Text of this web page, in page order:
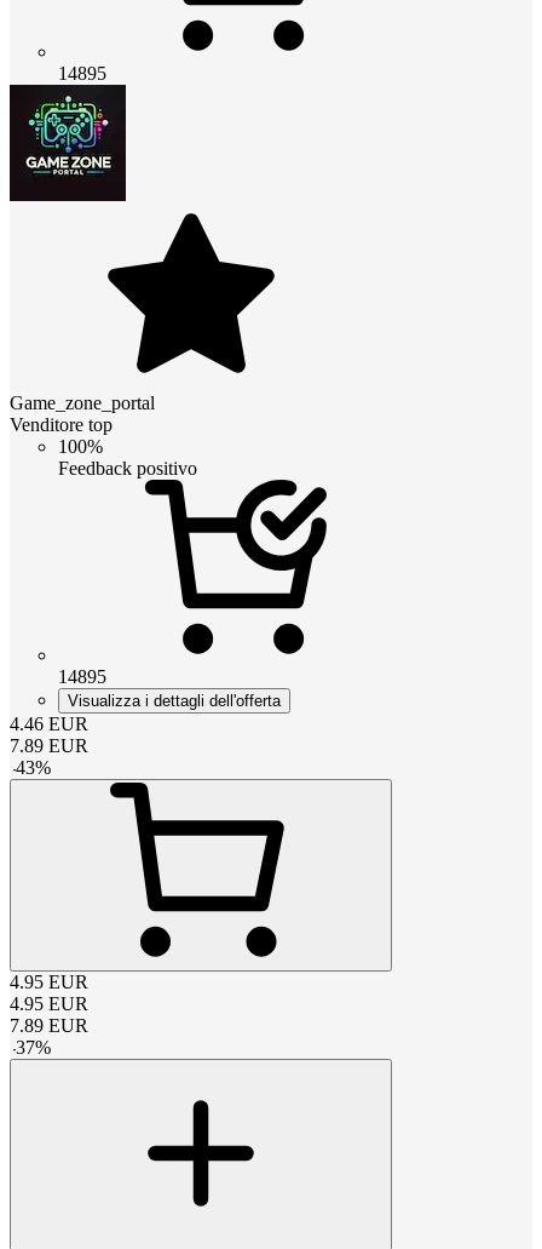
14895
Game_zone_portal
Venditore top
100%
Feedback positivo
14895
Visualizza i dettagli dell'offerta
4.46 EUR
7.89 EUR
-43%
4.95 EUR
4.95 EUR
7.89 EUR
-37%